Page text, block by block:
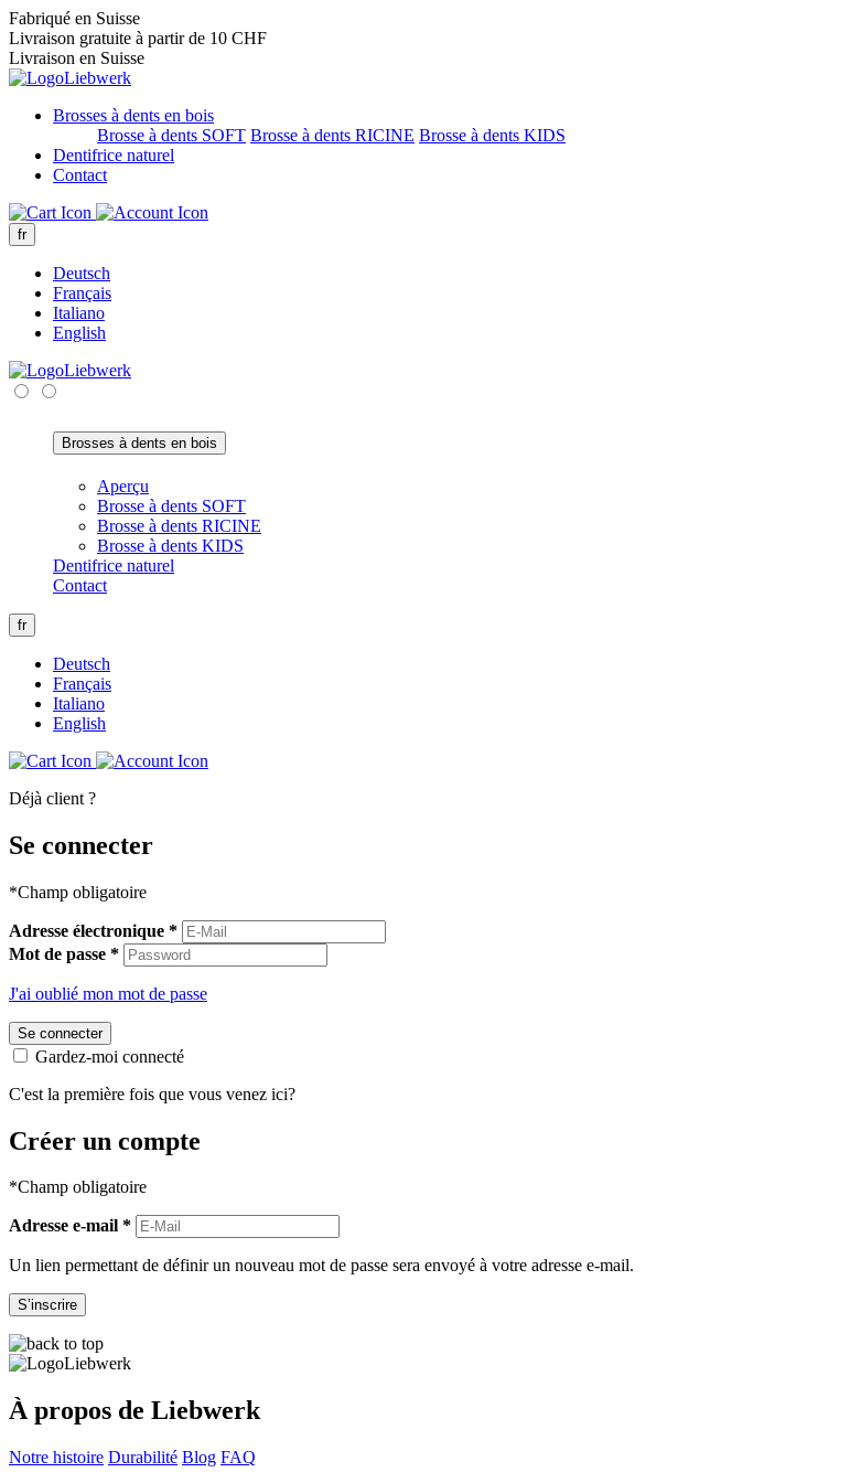
Fabriqué en Suisse
Livraison gratuite à partir de 10 CHF
Livraison en Suisse
Brosses à dents en bois
Brosse à dents SOFT Brosse à dents RICINE Brosse à dents KIDS
Dentifrice naturel
Contact
fr
Deutsch
Français
Italiano
English
Brosses à dents en bois
Aperçu
Brosse à dents SOFT
Brosse à dents RICINE
Brosse à dents KIDS
Dentifrice naturel
Contact
fr
Deutsch
Français
Italiano
English
Déjà client ?
Se connecter
*Champ obligatoire
Adresse électronique *
Mot de passe *
J'ai oublié mon mot de passe
Se connecter
Gardez-moi connecté
C'est la première fois que vous venez ici?
Créer un compte
*Champ obligatoire
Adresse e-mail *
Un lien permettant de définir un nouveau mot de passe sera envoyé à votre adresse e-mail.
S’inscrire
À propos de Liebwerk
Notre histoire Durabilité Blog FAQ